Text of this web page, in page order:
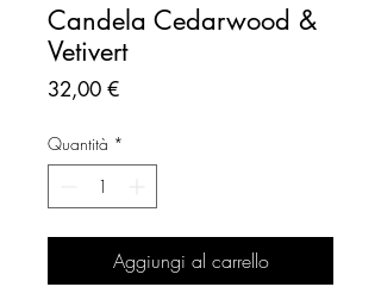
Candela Cedarwood &
Vetivert
32,00 €Prezzo
Quantità *
Aggiungi al carrello